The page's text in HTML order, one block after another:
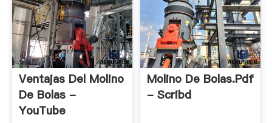
Ventajas Del Molino
De Bolas -
YouTube
Molino De Bolas.pdf
- Scribd